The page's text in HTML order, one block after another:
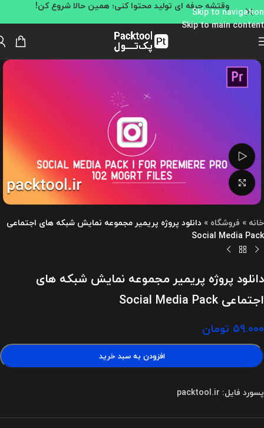
Skip to navigation
Skip to main content
وقتشه حرفه ای تولید محتوا کنی؛ همین حالا شروع کن!
تماشای ویدئو
بزرگنمایی تصویر
خانه » فروشگاه » دانلود پروژه پریمیر مجموعه نمایش شبکه های اجتماعی
Social Media Pack
دانلود پروژه پریمیر مجموعه نمایش شبکه های
اجتماعی Social Media Pack
۵۹.۰۰۰ تومان
افزودن به سبد خرید
پسورد فایل: packtool.ir